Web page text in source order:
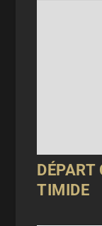
DÉPART
TIMIDE